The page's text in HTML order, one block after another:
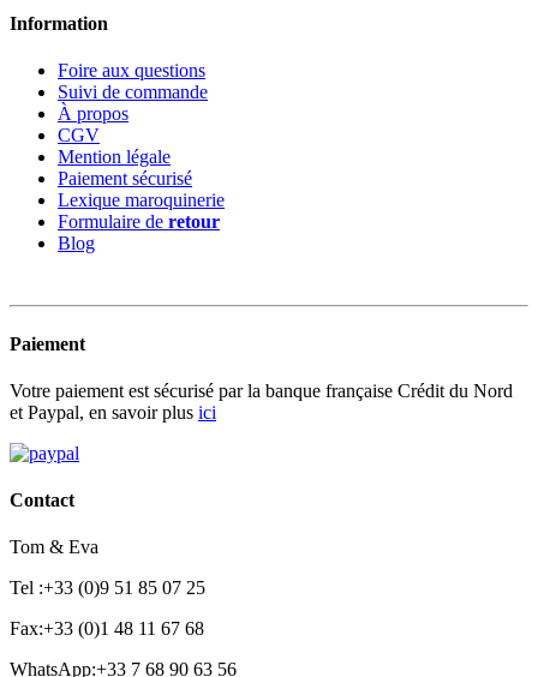
Information
Foire aux questions
Suivi de commande
À propos
CGV
Mention légale
Paiement sécurisé
Lexique maroquinerie
Formulaire de retour
Blog
Paiement
Votre paiement est sécurisé par la banque française Crédit du Nord
et Paypal, en savoir plus ici
Contact
Tom & Eva
Tel :+33 (0)9 51 85 07 25
Fax:+33 (0)1 48 11 67 68
WhatsApp:+33 7 68 90 63 56